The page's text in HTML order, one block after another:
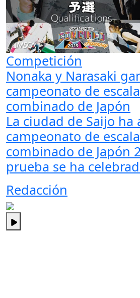
Competición
Nonaka y Narasaki
campeonato de
combinado de Japón
La ciudad de Saijo ha
campeonato de
combinado de Japón
prueba se ha
Redacción